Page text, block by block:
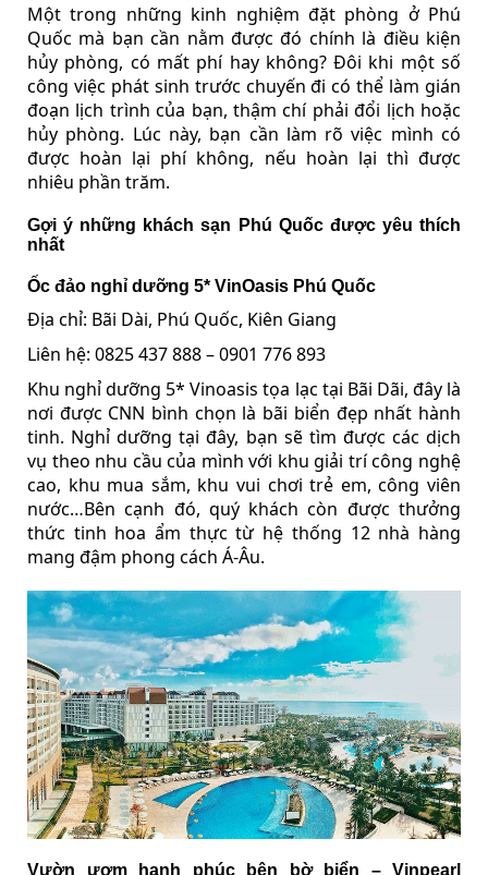
Một trong những kinh nghiệm đặt phòng ở Phú
Quốc mà bạn cần nằm được đó chính là điều kiện
hủy phòng, có mất phí hay không? Đôi khi một số
công việc phát sinh trước chuyến đi có thể làm gián
đoạn lịch trình của bạn, thậm chí phải đổi lịch hoặc
hủy phòng. Lúc này, bạn cần làm rõ việc mình có
được hoàn lại phí không, nếu hoàn lại thì được
nhiêu phần trăm.
Gợi ý những khách sạn Phú Quốc được yêu thích
nhất
Ốc đảo nghỉ dưỡng 5* VinOasis Phú Quốc
Địa chỉ: Bãi Dài, Phú Quốc, Kiên Giang
Liên hệ: 0825 437 888 – 0901 776 893
Khu nghỉ dưỡng 5* Vinoasis tọa lạc tại Bãi Dãi, đây là
nơi được CNN bình chọn là bãi biển đẹp nhất hành
tinh. Nghỉ dưỡng tại đây, bạn sẽ tìm được các dịch
vụ theo nhu cầu của mình với khu giải trí công nghệ
cao, khu mua sắm, khu vui chơi trẻ em, công viên
nước…Bên cạnh đó, quý khách còn được thưởng
thức tinh hoa ẩm thực từ hệ thống 12 nhà hàng
mang đậm phong cách Á-Âu.
Vườn ươm hạnh phúc bên bờ biển – Vinpearl